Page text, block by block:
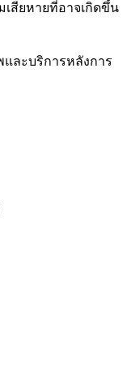
สียหายที่อาจเกิดขึ้น
ละบริการหลังการ